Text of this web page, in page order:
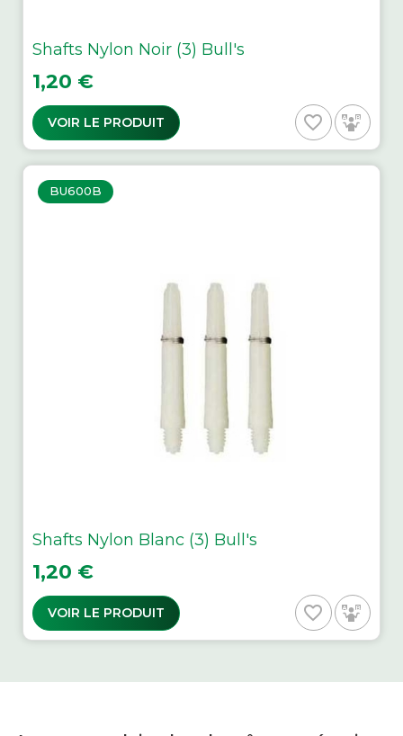
Shafts Nylon Noir (3) Bull's
Prix
1,20 €
VOIR LE PRODUIT favorite_border
BU600B
Shafts Nylon Blanc (3) Bull's
Prix
1,20 €
VOIR LE PRODUIT favorite_border